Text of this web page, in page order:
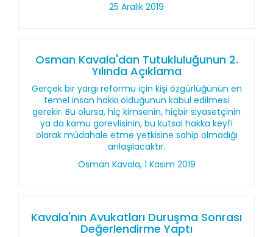
25 Aralık 2019
Osman Kavala'dan Tutukluluğunun 2.
Yılında Açıklama
Gerçek bir yargı reformu için kişi özgürlüğünün en
temel insan hakkı olduğunun kabul edilmesi
gerekir. Bu olursa, hiç kimsenin, hiçbir siyasetçinin
ya da kamu görevlisinin, bu kutsal hakka keyfi
olarak müdahale etme yetkisine sahip olmadığı
anlaşılacaktır.
Osman Kavala, 1 Kasım 2019
Kavala'nın Avukatları Duruşma Sonrası
Değerlendirme Yaptı